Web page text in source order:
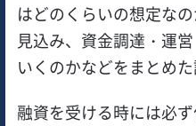
はどのくらいの想定な
見込み、資金調達・運
いくのかなどをまとめた
融資を受ける時には必